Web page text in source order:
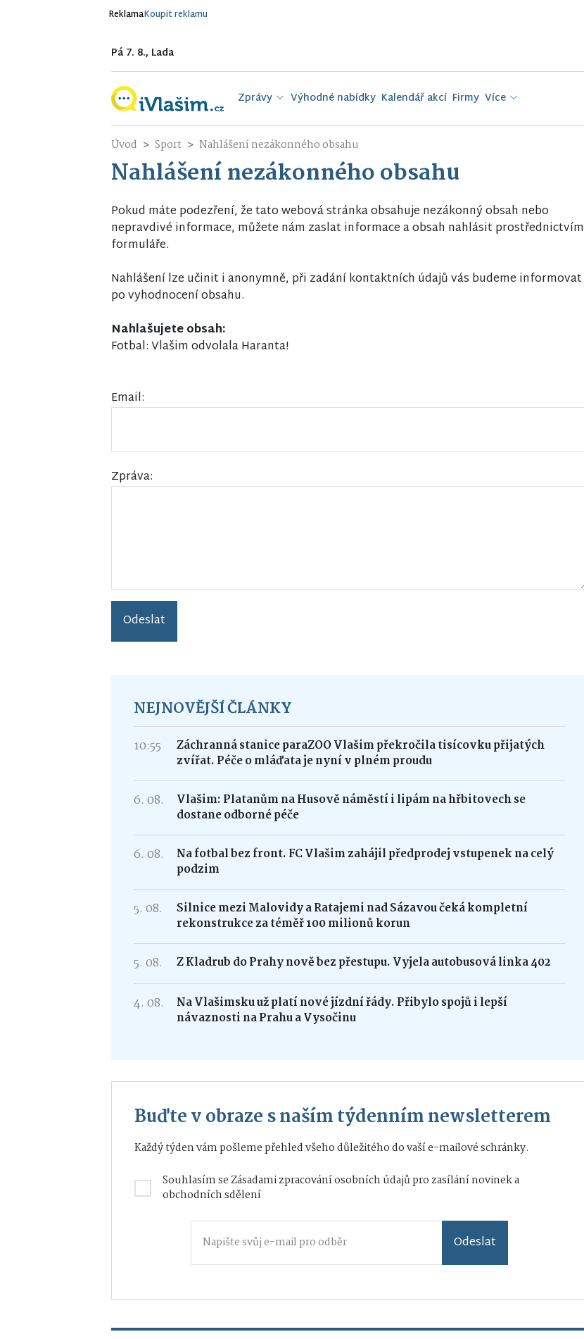
ReklamaKoupit reklamu
Pá 7. 8., Lada
Zprávy Výhodné nabídky Kalendář akcí Firmy Více
Úvod Sport Nahlášení nezákonného obsahu
Nahlášení nezákonného obsahu
Pokud máte podezření, že tato webová stránka obsahuje nezákonný obsah nebo
nepravdivé informace, můžete nám zaslat informace a obsah nahlásit prostřednictvím
formuláře.
Nahlášení lze učinit i anonymně, při zadání kontaktních údajů vás budeme informovat
po vyhodnocení obsahu.
Nahlašujete obsah:
Fotbal: Vlašim odvolala Haranta!
Email:
Zpráva:
Odeslat
NEJNOVĚJŠÍ ČLÁNKY
10:55
Záchranná stanice paraZOO Vlašim překročila tisícovku přijatých
zvířat. Péče o mláďata je nyní v plném proudu
6. 08.
Vlašim: Platanům na Husově náměstí i lipám na hřbitovech se
dostane odborné péče
6. 08.
Na fotbal bez front. FC Vlašim zahájil předprodej vstupenek na celý
podzim
5. 08.
Silnice mezi Malovidy a Ratajemi nad Sázavou čeká kompletní
rekonstrukce za téměř 100 milionů korun
5. 08. Z Kladrub do Prahy nově bez přestupu. Vyjela autobusová linka 402
4. 08.
Na Vlašimsku už platí nové jízdní řády. Přibylo spojů i lepší
návaznosti na Prahu a Vysočinu
Buďte v obraze s naším týdenním newsletterem
Každý týden vám pošleme přehled všeho důležitého do vaší e-mailové schránky.
Souhlasím seZásadami zpracování osobních údajůpro zasílání novinek a
obchodních sdělení
Odeslat